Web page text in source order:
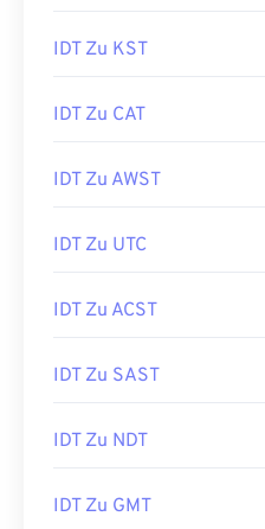
IDT Zu KST
IDT Zu CAT
IDT Zu AWST
IDT Zu UTC
IDT Zu ACST
IDT Zu SAST
IDT Zu NDT
IDT Zu GMT